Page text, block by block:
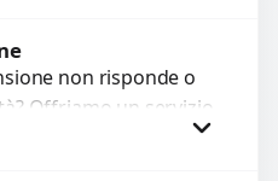
non risponde o
Offriamo un servizio
o